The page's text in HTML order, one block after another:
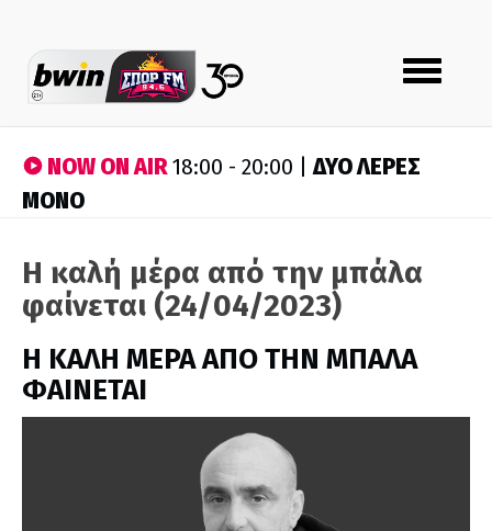
Toggle
navigation
NOW ON AIR18:00 - 20:00 |ΔΥΟ ΛΕΡΕΣ
ΜΟΝΟ
Η καλή μέρα από την μπάλα
φαίνεται (24/04/2023)
H ΚΑΛΗ ΜΕΡΑ ΑΠΟ ΤΗΝ ΜΠΑΛΑ
ΦΑΙΝΕΤΑΙ